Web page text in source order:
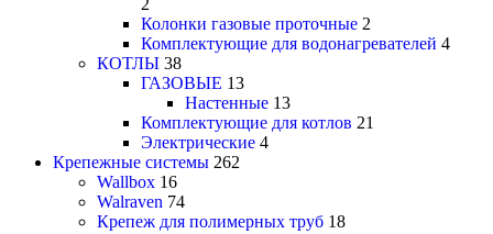
Колонки газовые проточные 2
Комплектующие для водонагревателей 4
КОТЛЫ 38
ГАЗОВЫЕ 13
Настенные 13
Комплектующие для котлов 21
Электрические 4
Крепежные системы 262
Wallbox 16
Walraven 74
Крепеж для полимерных труб 18